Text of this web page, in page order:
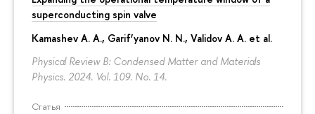
superconducting spin valve
Kamashev A. A., Garif’yanov N. N., Validov A. A. et al.
Physical Review B: Condensed Matter and Materials
Physics. 2024. Vol. 109. No. 14.
Статья